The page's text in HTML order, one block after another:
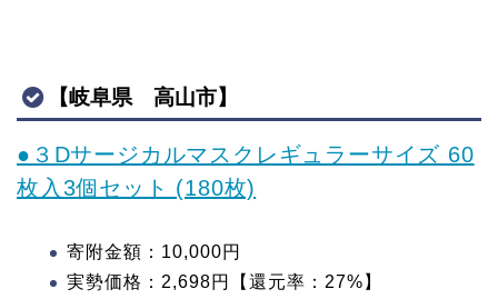
【岐阜県 高山市】
●３Dサージカルマスクレギュラーサイズ 60
枚入3個セット (180枚)
寄附金額：10,000円
実勢価格：2,698円【還元率：27%】